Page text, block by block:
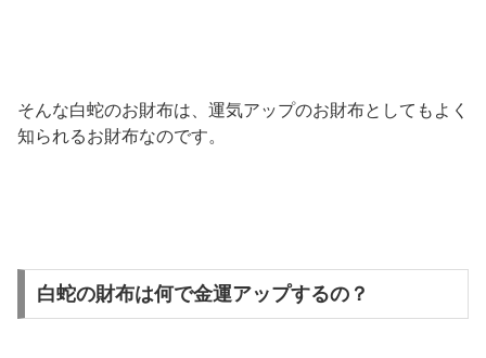
そんな白蛇のお財布は、運気アップのお財布としてもよく
知られるお財布なのです。
白蛇の財布は何で金運アップするの？